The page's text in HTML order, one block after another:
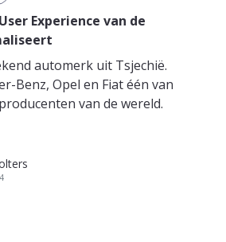
Experience van de
automerk uit Tsjechië.
Benz, Opel en Fiat één van
van de wereld.